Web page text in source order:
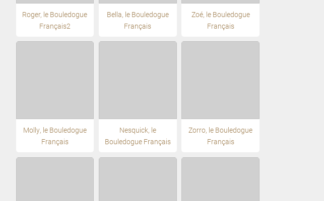
Roger, le Bouledogue
Français2
Bella, le Bouledogue
Français
Zoé, le Bouledogue
Français
Molly, le Bouledogue
Français
Nesquick, le
Bouledogue Français
Zorro, le Bouledogue
Français